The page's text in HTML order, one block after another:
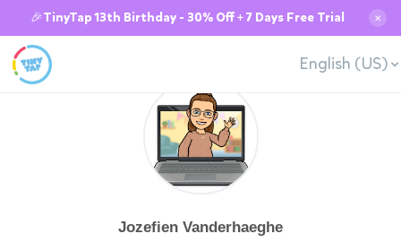
🎉TinyTap 13th Birthday - 30% Off + 7 Days Free Trial ✕
English (US)
Jozefien Vanderhaeghe